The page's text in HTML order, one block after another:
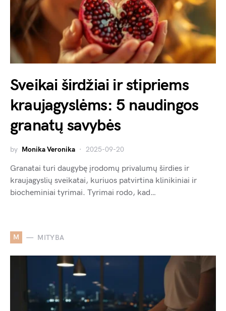
Sveikai širdžiai ir stipriems
kraujagyslėms: 5 naudingos
granatų savybės
by Monika Veronika 2025-09-20
Granatai turi daugybę įrodomų privalumų širdies ir
kraujagyslių sveikatai, kuriuos patvirtina klinikiniai ir
biocheminiai tyrimai. Tyrimai rodo, kad…
M MITYBA